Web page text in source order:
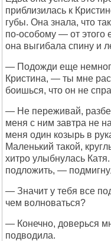
приблизилась к
губы. Она знала, что
по-особому — от этого
она выгибала спину и
— Подожди еще
Кристина, — ты мне
боишься, что он не
— Не переживай,
меня с ним завтра не
меня один козырь в
Маленький такой,
хитро улыбнулась
подложить, —
— Значит у тебя все
чем волноваться?
— Конечно, доверься
подводила.